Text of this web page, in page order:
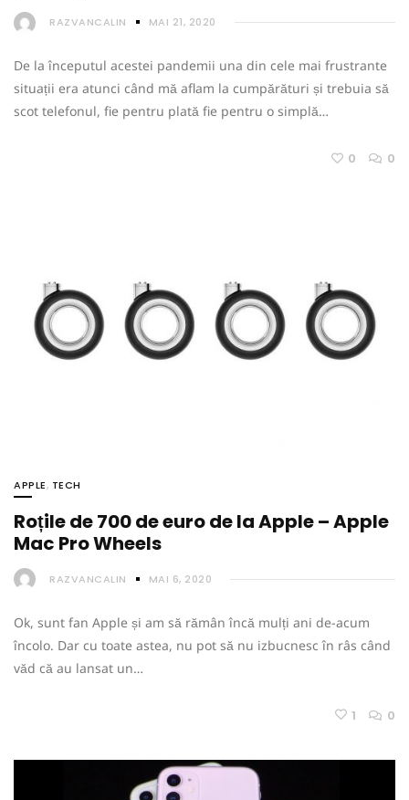
RAZVANCALIN MAI 21, 2020
De la începutul acestei pandemii una din cele mai frustrante
situații era atunci când mă aflam la cumpărături și trebuia să
scot telefonul, fie pentru plată fie pentru o simplă…
0 0
APPLE, TECH
Roțile de 700 de euro de la Apple – Apple
Mac Pro Wheels
RAZVANCALIN MAI 6, 2020
Ok, sunt fan Apple și am să rămân încă mulți ani de-acum
încolo. Dar cu toate astea, nu pot să nu izbucnesc în râs când
văd că au lansat un…
1 0